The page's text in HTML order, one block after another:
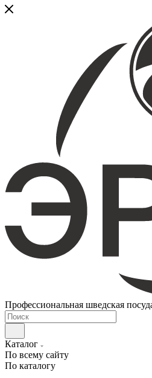
Профессиональная шведская
Каталог
По всему сайту
По каталогу